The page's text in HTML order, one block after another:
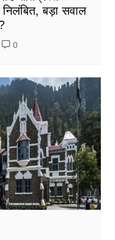
बड़ा सवाल
0